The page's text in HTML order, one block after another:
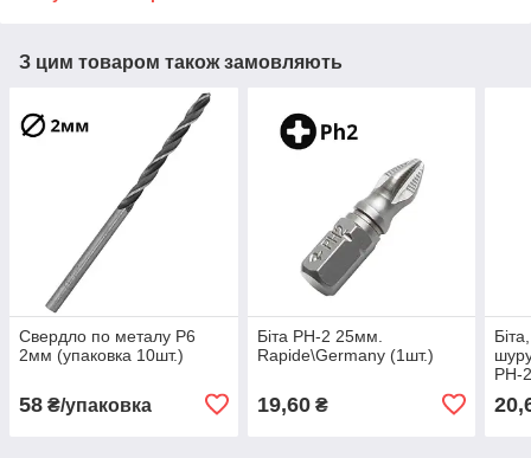
З цим товаром також замовляють
Свердло по металу Р6
2мм (упаковка 10шт.)
58 ₴/упаковка
Біта РН-2 25мм.
Rapide\Germany (1шт.)
19,60₴
РН-